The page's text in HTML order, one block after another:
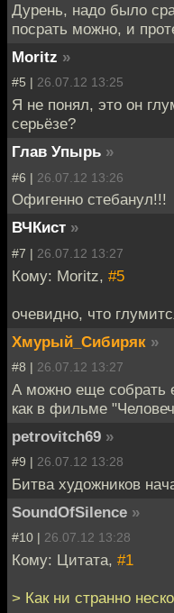
Дурень, надо было
посрать можно, и
Moritz »
#5 | 26.07.12 13:25
Я не понял, это он
серьёзе?
Глав Упырь »
#6 | 26.07.12 13:26
Офигенно стебанул!!!
ВЧКист »
#7 | 26.07.12 13:27
Кому: Moritz, #5
очевидно, что
Хмурый_Сибиряк »
#8 | 26.07.12 13:27
А можно еще собрать
как в фильме
petrovitch69 »
#9 | 26.07.12 13:28
Битва художников
SoundOfSilence »
#10 | 26.07.12 13:28
Кому: Цитата, #1
> Как ни странно